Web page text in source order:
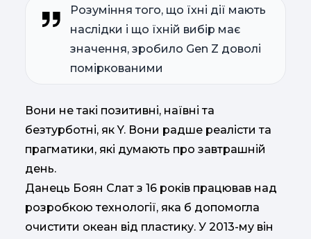
Розуміння того, що їхні дії мають
наслідки і що їхній вибір має
значення, зробило Gen Z доволі
поміркованими
Вони не такі позитивні, наївні та
безтурботні, як Y. Вони радше реалісти та
прагматики, які думають про завтрашній
день.
Данець Боян Слат з 16 років працював над
розробкою технології, яка б допомогла
очистити океан від пластику. У 2013-му він